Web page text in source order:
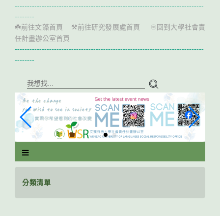
-----------------------------------------------------------------------------
--------
☘️前往文藻首頁 ⚒️前往研究發展處首頁 ♾️ 回到大學社會責
任計畫辦公室首頁
-----------------------------------------------------------------------------
--------
分類清單